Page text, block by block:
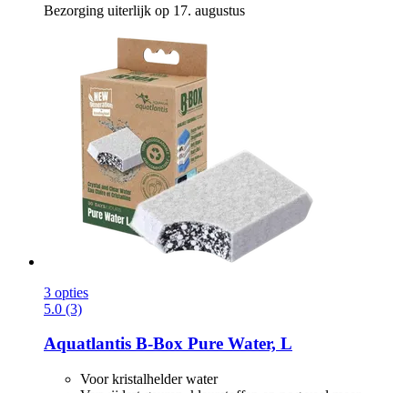
Bezorging uiterlijk op 17. augustus
3 opties
5.0 (3)
Aquatlantis B-​Box Pure Water, L
Voor kristalhelder water